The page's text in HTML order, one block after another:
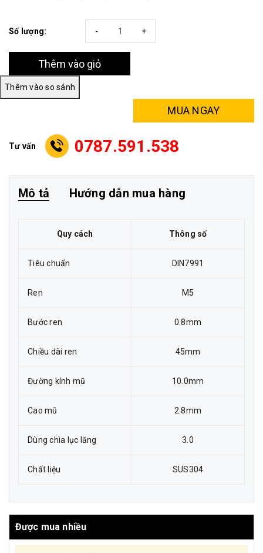
Số lượng: +
-
Thêm vào giỏ
MUA NGAY
Tư vấn 0787.591.538
Mô tả Hướng dẫn mua hàng
Quy cách Thông số
Tiêu chuẩn DIN7991
Ren M5
Bước ren 0.8mm
Chiều dài ren 45mm
Đường kính mũ 10.0mm
Cao mũ 2.8mm
Dùng chìa lục lăng 3.0
Chất liệu SUS304
Được mua nhiều